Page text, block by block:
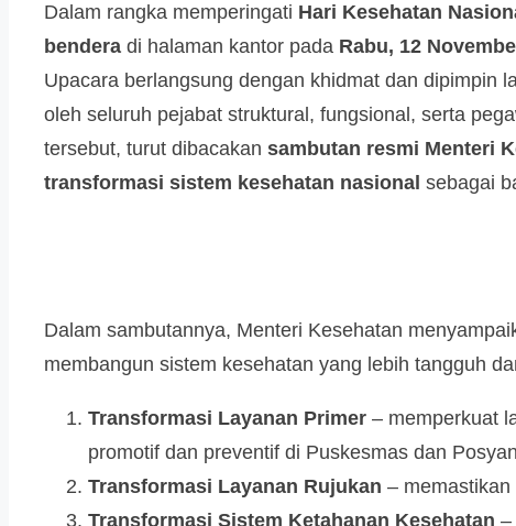
Dalam rangka memperingati Hari Kesehatan
bendera di halaman kantor pada Rabu, 12
Upacara berlangsung dengan khidmat dan dipimpin
oleh seluruh pejabat struktural, fungsional, serta
tersebut, turut dibacakan sambutan resmi Menteri
transformasi sistem kesehatan nasional sebagai
Dalam sambutannya, Menteri Kesehatan
membangun sistem kesehatan yang lebih tangguh
Transformasi Layanan Primer – memperkuat
promotif dan preventif di Puskesmas dan
Transformasi Layanan Rujukan –
Transformasi Sistem Ketahanan Kesehatan –